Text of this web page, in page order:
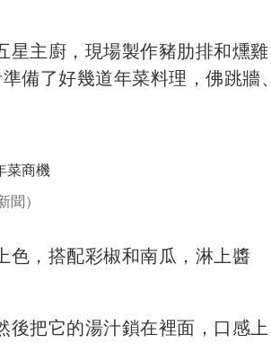
星主廚，現場製作豬肋排和燻雞
備了好幾道年菜料理，佛跳牆、
）
色，搭配彩椒和南瓜，淋上醬
把它的湯汁鎖在裡面，口感上